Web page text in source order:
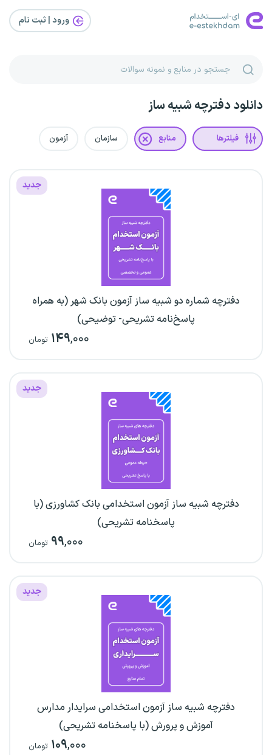
ورود | ثبت‌ نام
دانلود دفترچه شبیه ساز
فیلترها منابع سازمان آزمون
جدید
دفترچه شماره دو شبیه ساز آزمون بانک شهر (به همراه
پاسخ‌نامه تشریحی- توضیحی)
۱۴۹,۰۰۰ تومان
جدید
دفترچه شبیه ساز آزمون استخدامی بانک کشاورزی (با
پاسخنامه تشریحی)
۹۹,۰۰۰ تومان
جدید
دفترچه شبیه ساز آزمون استخدامی سرایدار مدارس
آموزش و پرورش (با پاسخنامه تشریحی)
۱۰۹,۰۰۰ تومان